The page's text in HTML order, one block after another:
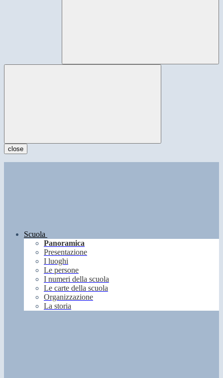
close
Scuola
Panoramica
Presentazione
I luoghi
Le persone
I numeri della scuola
Le carte della scuola
Organizzazione
La storia